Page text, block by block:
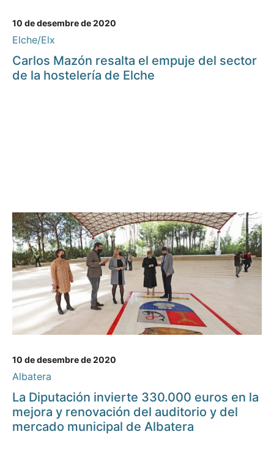
10 de desembre de 2020
Elche/Elx
Carlos Mazón resalta el empuje del sector
de la hostelería de Elche
10 de desembre de 2020
Albatera
La Diputación invierte 330.000 euros en la
mejora y renovación del auditorio y del
mercado municipal de Albatera